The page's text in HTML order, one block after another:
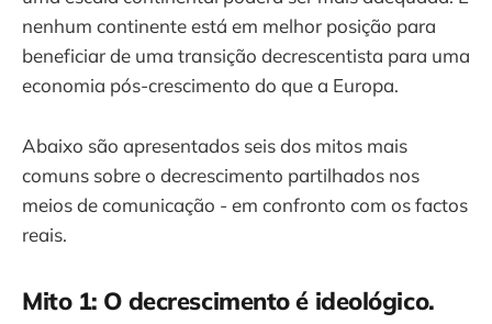
nenhum continente está em melhor posição para
beneficiar de uma transição decrescentista para uma
economia pós-crescimento do que a Europa.
Abaixo são apresentados seis dos mitos mais
comuns sobre o decrescimento partilhados nos
meios de comunicação - em confronto com os factos
reais.
Mito 1: O decrescimento é ideológico.